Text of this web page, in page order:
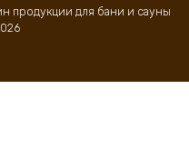
продукции для бани и сауны